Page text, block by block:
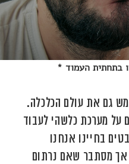
בתחתית העמוד *
גם את עולם הכלכלה.
על מערכת כלשהי לעבוד
בחיינו אנחנו
מסתבר שאם נרתום